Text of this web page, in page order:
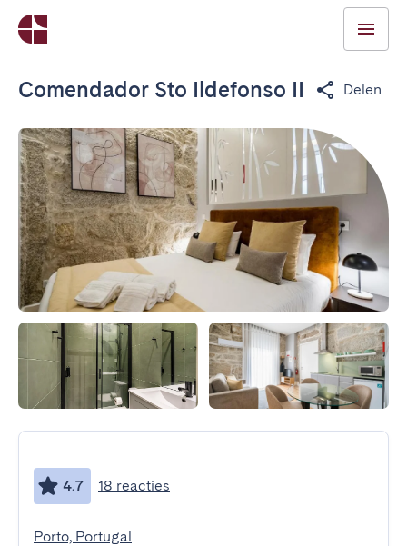
Comendador Sto Ildefonso II Delen
4.7 18 reacties
Porto, Portugal